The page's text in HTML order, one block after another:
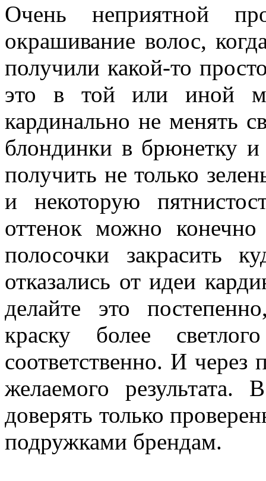
Очень неприятной
окрашивание волос,
получили какой-то
это в той или иной
кардинально не менять
блондинки в брюнетку и
получить не только
и некоторую
оттенок можно
полосочки закрасить
отказались от идеи
делайте это
краску более
соответственно. И через
желаемого
доверять только
подружками брендам.